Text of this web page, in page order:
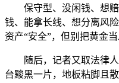
保守型、没闲钱、想赔
钱、能拿长线、想分离风
资产“安全”，但别把黄金当
随后，记者又取法律人
台黢黑一片，地板粘脚且